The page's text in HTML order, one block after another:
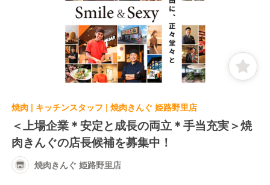
焼肉 | キッチンスタッフ | 焼肉きんぐ 姫路野里店
＜上場企業＊安定と成長の両立＊手当充実＞焼
肉きんぐの店長候補を募集中！
焼肉きんぐ 姫路野里店